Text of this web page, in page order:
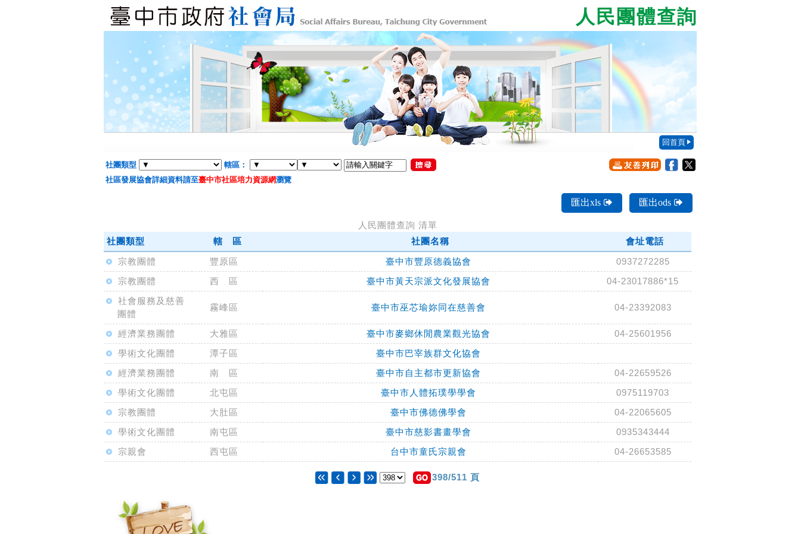
人民團體查詢
回首頁
社團類型
轄區：
社區發展協會詳細資料請至臺中市社區培力資源網瀏覽
匯出xls 匯出ods
人民團體查詢 清單
社團類型
轄 區 社團名稱
會址電話
宗教團體
豐原區 臺中市豐原德義協會
0937272285
宗教團體
西 區 臺中市黃天宗派文化發展協會
04-23017886*15
社會服務及慈善
團體
霧峰區 臺中市巫芯瑜妳同在慈善會 04-23392083
經濟業務團體 大雅區 臺中市麥鄉休閒農業觀光協會
04-25601956
學術文化團體
潭子區
臺中市巴宰族群文化協會
經濟業務團體
南 區 臺中市自主都市更新協會
04-22659526
學術文化團體
北屯區 臺中市人體拓璞學學會
0975119703
宗教團體
大肚區 臺中市佛德佛學會
04-22065605
學術文化團體
南屯區 臺中市慈影書畫學會
0935343444
宗親會
西屯區 台中市童氏宗親會 04-26653585
398/511 頁